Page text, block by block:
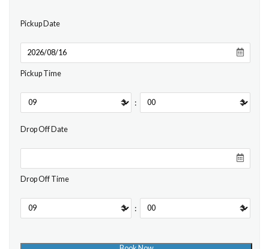
Pickup Date
Pickup Time
:
Drop Off Date
Drop Off Time
: